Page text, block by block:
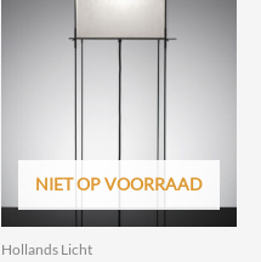
worden
NIET OP VOORRAAD
Hollands Licht